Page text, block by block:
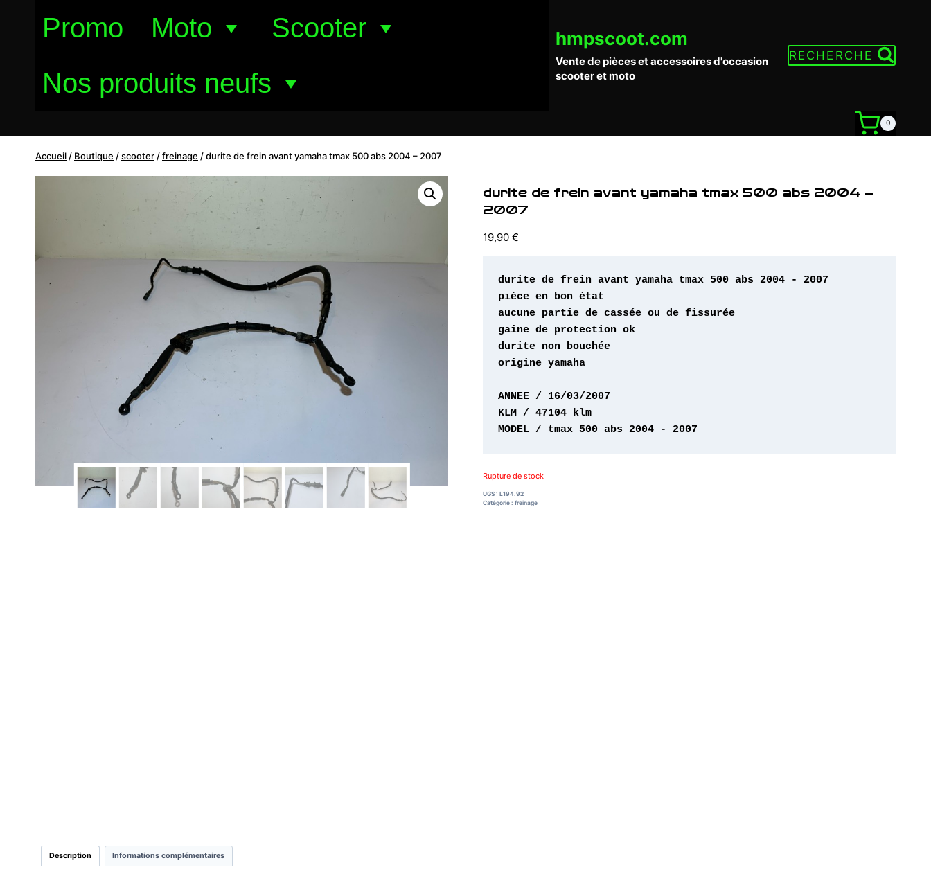
Promo Moto
Scooter
Nos produits neufs
hmpscoot.com
Vente de pièces et accessoires d'occasion
scooter et moto
RECHERCHE
0
Accueil / Boutique /scooter /freinage /durite de frein avant yamaha tmax 500 abs 2004 – 2007
durite de frein avant yamaha tmax 500 abs 2004 –
2007
19,90 €
origine yamaha
MODEL / tmax 500 abs 2004 - 2007
Rupture de stock
UGS : L194.92
Catégorie : freinage
Description Informations complémentaires